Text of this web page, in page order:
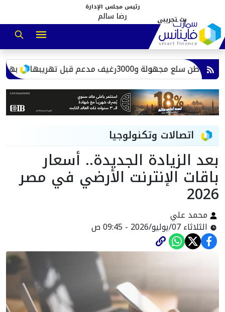
رئيس مجلس الإدارة
رضا سالم
بهية توسع
اتصالات وتكنولوجيا
بعد الزيادة الجديدة.. أسعار
باقات الإنترنت الأرضي في مصر
2026
محمد علي
الثلاثاء 07/يوليو/2026 - 09:45 ص